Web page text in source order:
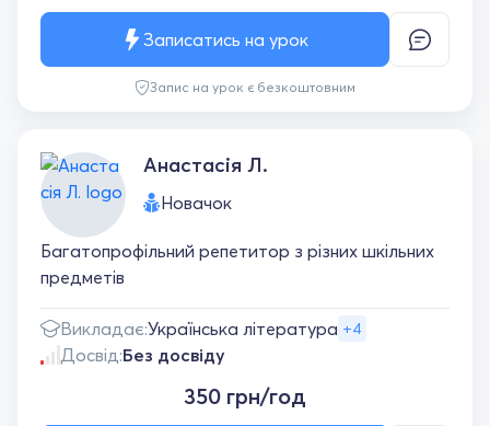
Запис на урок є безкоштовним
Записатись на урок
Анастасія Л.
Новачок
Багатопрофільний репетитор з різних шкільних
предметів
Викладає:Українська література +4
Досвід:Без досвіду
350 грн/год